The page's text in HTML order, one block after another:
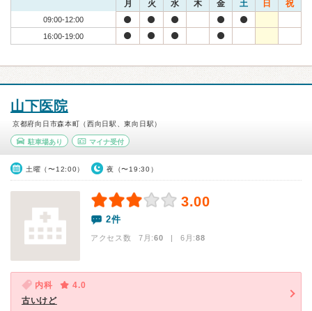
月 火 水 木 金 土 日 祝
09:00-12:00
16:00-19:00
山下医院
京都府向日市森本町（西向日駅、東向日駅）
駐車場あり マイナ受付
土曜（〜12:00） 夜（〜19:30）
3.00
2件
アクセス数 7月:60 | 6月:88
内科
4.0
古いけど